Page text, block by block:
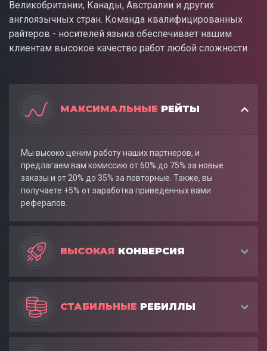
Великобритании, Канады, Австралии и других
англоязычных стран. Команда квалифицированных
райтеров - носителей языка обеспечивает нашим
клиентам высокое качество работ любой сложности.
МАКСИМАЛЬНЫЕ РЕЙТЫ
Мы высоко ценим работу наших партнеров, и
предлагаем вам комиссию от 60% до 75% за новые
заказы и от 20% до 35% за повторные. Также, вы
получаете +5% от заработка приведенных вами
рефералов.
ВЫСОКАЯ КОНВЕРСИЯ
СТАБИЛЬНЫЕ РЕБИЛЛЫ